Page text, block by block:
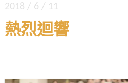
2018 / 6 / 11
熱烈迴響